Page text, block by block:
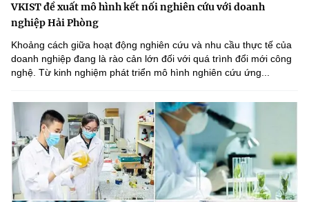
VKIST đề xuất mô hình kết nối nghiên cứu với doanh
nghiệp Hải Phòng
Khoảng cách giữa hoạt động nghiên cứu và nhu cầu thực tế của
doanh nghiệp đang là rào cản lớn đối với quá trình đổi mới công
nghệ. Từ kinh nghiệm phát triển mô hình nghiên cứu ứng...